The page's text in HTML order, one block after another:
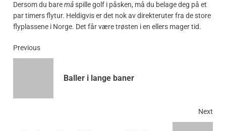
Dersom du baremåspille golf i påsken, må du belage deg på et
par timers flytur. Heldigvis er det nok av direkteruter fra de store
flyplassene i Norge. Det får være trøsten i en ellers mager tid.
Previous
Baller i lange baner
Next